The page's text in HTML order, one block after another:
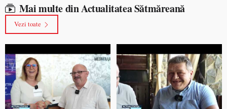
Mai multe din Actualitatea Sătmăreană
Vezi toate